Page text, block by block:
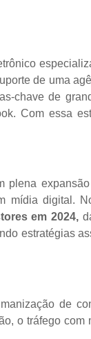
de uma
chave de
Com essa
plena
mídia digital.
em 2024,
estratégias
de
o tráfego